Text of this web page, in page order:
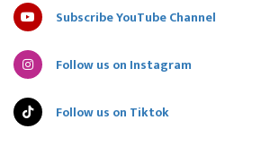
Subscribe YouTube Channel
Follow us on Instagram
Follow us on Tiktok